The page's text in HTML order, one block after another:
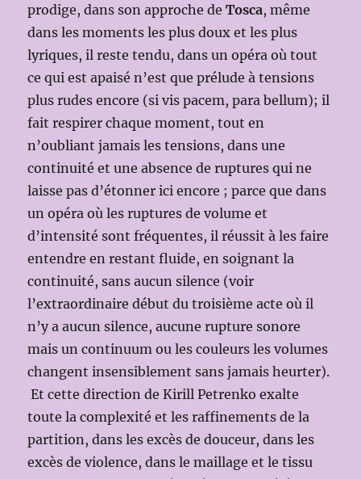
prodige, dans son approche deTosca, même
dans les moments les plus doux et les plus
lyriques, il reste tendu, dans un opéra où tout
ce qui est apaisé n’est que prélude à tensions
plus rudes encore (si vis pacem, para bellum); il
fait respirer chaque moment, tout en
n’oubliant jamais les tensions, dans une
continuité et une absence de ruptures qui ne
laisse pas d’étonner ici encore ; parce que dans
un opéra où les ruptures de volume et
d’intensité sont fréquentes, il réussit à les faire
entendre en restant fluide, en soignant la
continuité, sans aucun silence (voir
l’extraordinaire début du troisième acte où il
n’y a aucun silence, aucune rupture sonore
mais un continuum ou les couleurs les volumes
changent insensiblement sans jamais heurter).
Et cette direction de Kirill Petrenko exalte
toute la complexité et les raffinements de la
partition, dans les excès de douceur, dans les
excès de violence, dans le maillage et le tissu